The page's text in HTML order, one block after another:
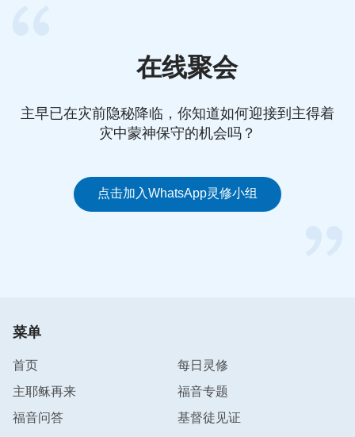
硬，有钱的人地位也高了，腰板也硬了，说话也可以
大声了，可以嚣张地活着了。这句话、这个潮流带给
呢？好多人是不是为了得到更多的钱而失去尊严、失
去人格呢？更有好多的人是不是为了挣钱而失去了尽
是不是损失呢？（是。）那撒但用这样的方式，用这
一句话就把人败坏到这个程度，撒但的用心是不是险
制我的思想。我一直凭着这些撒但的生存法则活着，
认为有了钱就有了一切，就能得到周围人的高看。为
了挣到更多的钱，我绞尽脑汁，甚至丢下年幼的孩子
度得了腰椎病，颈椎病，甚至觉着养病是在耽误我挣
在线聚会
主早已在灾前隐秘降临，你知道如何迎接到主得着
灾中蒙神保守的机会吗？
点击加入WhatsApp灵修小组
菜单
首页
每日灵修
主耶稣再来
福音专题
福音问答
基督徒见证